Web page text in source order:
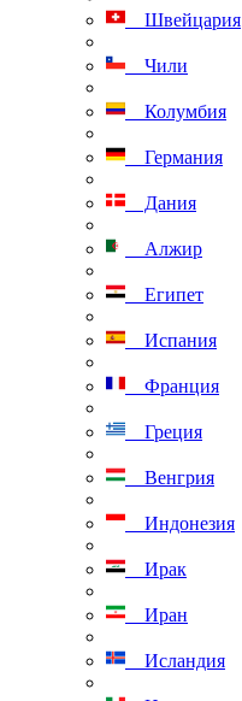
Швейцария
Чили
Колумбия
Германия
Дания
Алжир
Египет
Испания
Франция
Греция
Венгрия
Индонезия
Ирак
Иран
Исландия